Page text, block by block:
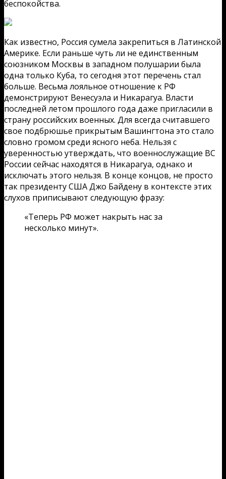
беспокойства.
Как известно, Россия сумела закрепиться в Латинской
Америке. Если раньше чуть ли не единственным
союзником Москвы в западном полушарии была
одна только Куба, то сегодня этот перечень стал
больше. Весьма лояльное отношение к РФ
демонстрируют Венесуэла и Никарагуа. Власти
последней летом прошлого года даже пригласили в
страну российских военных. Для всегда считавшего
свое подбрюшье прикрытым Вашингтона это стало
словно громом среди ясного неба. Нельзя с
уверенностью утверждать, что военнослужащие ВС
России сейчас находятся в Никарагуа, однако и
исключать этого нельзя. В конце концов, не просто
так президенту США Джо Байдену в контексте этих
слухов приписывают следующую фразу:
«Теперь РФ может накрыть нас за
несколько минут».